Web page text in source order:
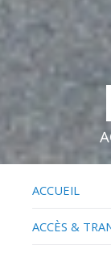
ACCUEIL
ACCÈS &